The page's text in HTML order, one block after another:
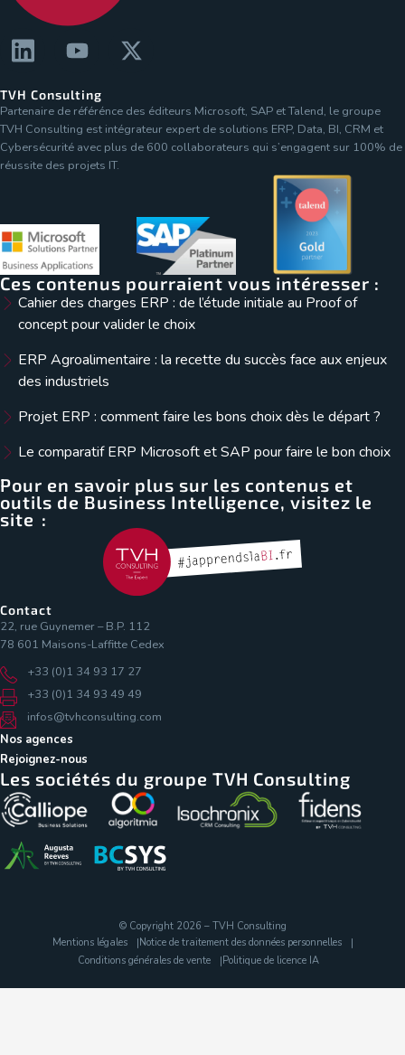
TVH Consulting
Partenaire de référénce des éditeurs Microsoft, SAP et Talend, le groupe
TVH Consulting est intégrateur expert de solutions ERP, Data, BI, CRM et
Cybersécurité avec plus de 600 collaborateurs qui s’engagent sur 100% de
réussite des projets IT.
Ces contenus pourraient vous intéresser :
Cahier des charges ERP : de l’étude initiale au Proof of
concept pour valider le choix
ERP Agroalimentaire : la recette du succès face aux enjeux
des industriels
Projet ERP : comment faire les bons choix dès le départ ?
Le comparatif ERP Microsoft et SAP pour faire le bon choix
Pour en savoir plus sur les contenus et
outils de Business Intelligence, visitez le
site :
Contact
22, rue Guynemer – B.P. 112
78 601 Maisons-Laffitte Cedex
+33 (0)1 34 93 17 27
+33 (0)1 34 93 49 49
infos@tvhconsulting.com
Nos agences
Rejoignez-nous
Les sociétés du groupe TVH Consulting
© Copyright 2026 – TVH Consulting
Mentions légales
Notice de traitement des données personnelles
Conditions générales de vente
Politique de licence IA